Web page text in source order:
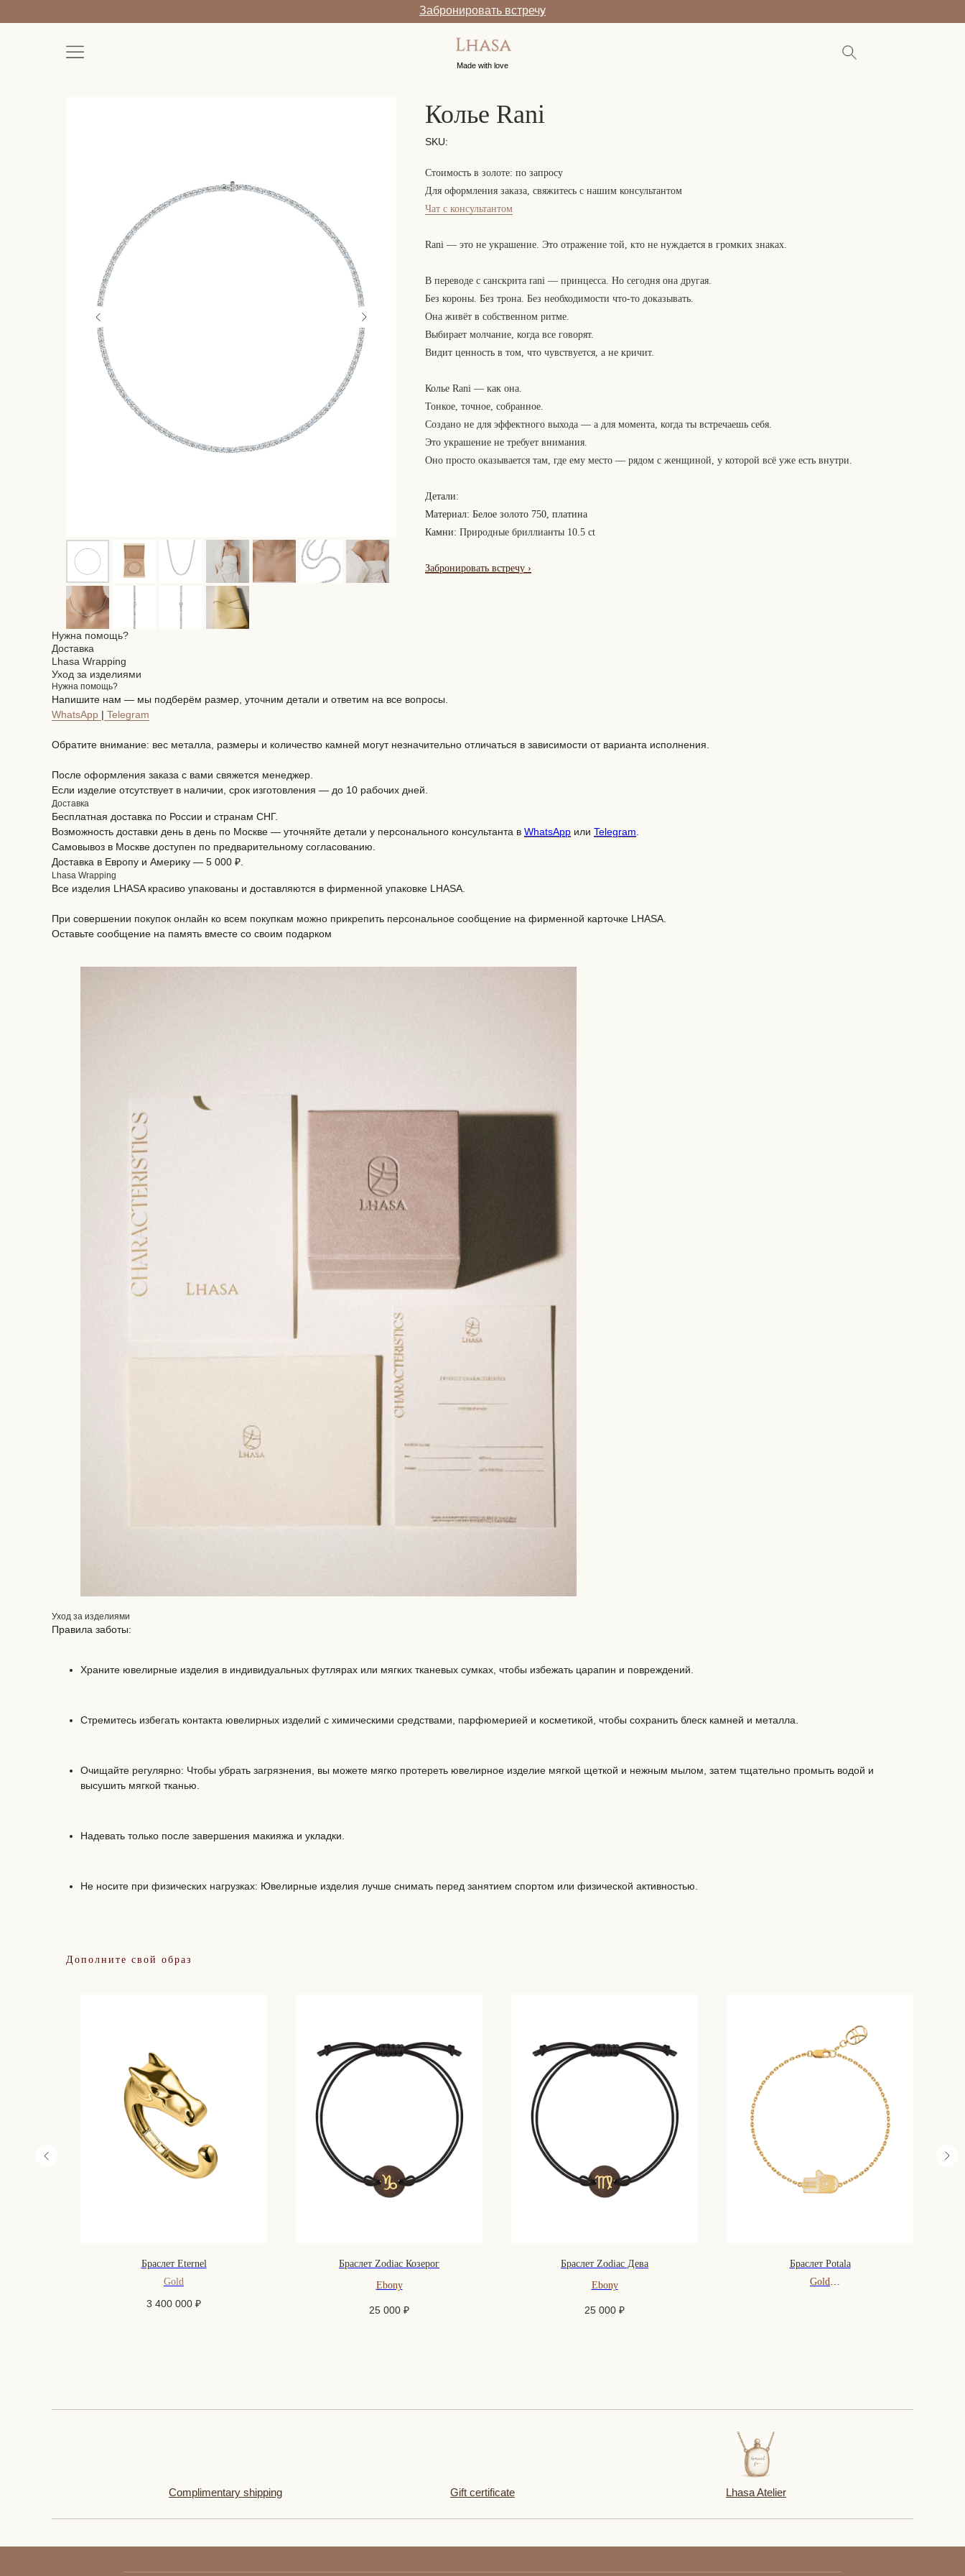
Made with love
Забронировать встречу
Колье Rani
SKU:
Стоимость в золоте: по запросу
Для оформления заказа, свяжитесь с нашим консультантом
Чат с консультантом
Rani — это не украшение. Это отражение той, кто не нуждается в громких знаках.
В переводе с санскрита rani — принцесса. Но сегодня она другая.
Без короны. Без трона. Без необходимости что-то доказывать.
Она живёт в собственном ритме.
Выбирает молчание, когда все говорят.
Видит ценность в том, что чувствуется, а не кричит.
Колье Rani — как она.
Тонкое, точное, собранное.
Создано не для эффектного выхода — а для момента, когда ты встречаешь себя.
Это украшение не требует внимания.
Оно просто оказывается там, где ему место — рядом с женщиной, у которой всё уже есть внутри.
Детали:
Материал: Белое золото 750, платина
Камни: Природные бриллианты 10.5 ct
Забронировать встречу ›
Нужна помощь?
Доставка
Lhasa Wrapping
Уход за изделиями
Нужна помощь?
Напишите нам — мы подберём размер, уточним детали и ответим на все вопросы.
WhatsApp | Telegram
Обратите внимание: вес металла, размеры и количество камней могут незначительно отличаться в зависимости от варианта исполнения.
После оформления заказа с вами свяжется менеджер.
Если изделие отсутствует в наличии, срок изготовления — до 10 рабочих дней.
Доставка
Бесплатная доставка по России и странам СНГ.
Возможность доставки день в день по Москве — уточняйте детали у персонального консультанта в WhatsApp или Telegram
Самовывоз в Москве доступен по предварительному согласованию.
Доставка в Европу и Америку — 5 000 ₽.
Lhasa Wrapping
Все изделия LHASA красиво упакованы и доставляются в фирменной упаковке LHASA.
При совершении покупок онлайн ко всем покупкам можно прикрепить персональное сообщение на фирменной карточке LHASA.
Оставьте сообщение на память вместе со своим подарком
Уход за изделиями
Правила заботы:
Храните ювелирные изделия в индивидуальных футлярах или мягких тканевых сумках, чтобы избежать царапин и повреждений.
Стремитесь избегать контакта ювелирных изделий с химическими средствами, парфюмерией и косметикой, чтобы сохранить блеск камней и металла.
Очищайте регулярно: Чтобы убрать загрязнения, вы можете мягко протереть ювелирное изделие мягкой щеткой и нежным мылом, затем тщательно промыть водой и
высушить мягкой тканью.
Надевать только после завершения макияжа и укладки.
Не носите при физических нагрузках: Ювелирные изделия лучше снимать перед занятием спортом или физической активностью.
Дополните свой образ
Браслет Eternel
Gold
3 400 000 ₽
Браслет Zodiac Козерог
Ebony
25 000 ₽
Браслет Zodiac Дева
Ebony
25 000 ₽
Браслет Potala
Gold
Gift certificate
Complimentary shipping Lhasa Atelier